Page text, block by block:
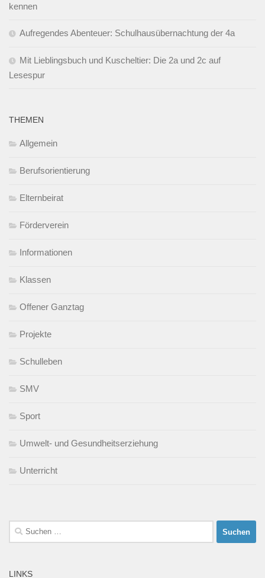
kennen
Aufregendes Abenteuer: Schulhausübernachtung der 4a
Mit Lieblingsbuch und Kuscheltier: Die 2a und 2c auf
Lesespur
THEMEN
Allgemein
Berufsorientierung
Elternbeirat
Förderverein
Informationen
Klassen
Offener Ganztag
Projekte
Schulleben
SMV
Sport
Umwelt- und Gesundheitserziehung
Unterricht
Suchen
nach:
LINKS